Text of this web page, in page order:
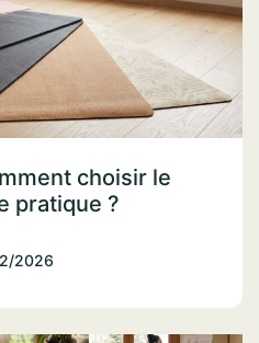
choisir le
pratique ?
2026